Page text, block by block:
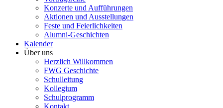
Konzerte und Aufführungen
Aktionen und Ausstellungen
Feste und Feierlichkeiten
Alumni-Geschichten
Kalender
Über uns
Herzlich Willkommen
FWG Geschichte
Schulleitung
Kollegium
Schulprogramm
Kontakt